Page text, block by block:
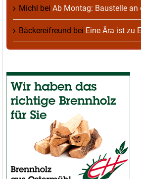
Michl bei Ab Montag: Baustelle an
Bäckereifreund bei Eine Ära ist zu